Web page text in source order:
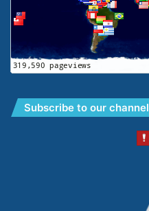
Subscribe to our channel